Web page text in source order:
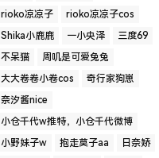
rioko凉凉子
rioko凉凉子cos
Shika小鹿鹿
一小央泽
三度69
不呆猫
周叽是可爱兔兔
大大卷卷小卷cos
奇行家狗崽
奈汐酱nice
小仓千代w推特，小仓千代微博
小野妹子w
抱走莫子aa
日奈娇